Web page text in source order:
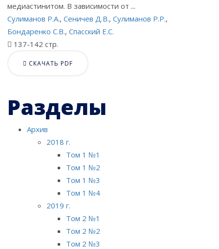
медиастинитом. В зависимости от ...
Сулиманов Р.А., Сеничев Д.В., Сулиманов Р.Р.,
Бондаренко С.В., Спасский Е.С.
137-142 стр.
СКАЧАТЬ PDF
Разделы
Архив
2018 г.
Том 1 №1
Том 1 №2
Том 1 №3
Том 1 №4
2019 г.
Том 2 №1
Том 2 №2
Том 2 №3